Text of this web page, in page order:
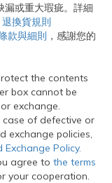
或重大瑕疵。詳細
換貨規則
款與細則 ，感謝您的
the contents
box cannot be
exchange.
of defective or
exchange policies,
Exchange Policy.
agree to the terms
your cooperation.